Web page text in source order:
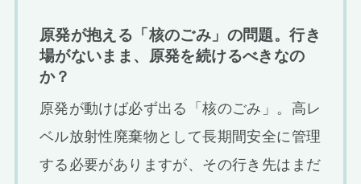
原発が抱える「核のごみ」の問題。行き
場がないまま、原発を続けるべきなの
か？
原発が動けば必ず出る「核のごみ」。高レ
ベル放射性廃棄物として長期間安全に管理
する必要がありますが、その行き先はまだ